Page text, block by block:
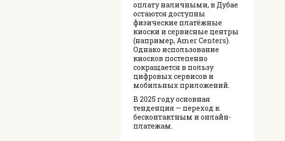
оплату наличными, в Дубае
остаются доступны
физические платёжные
киоски и сервисные центры
(например, Amer Centers).
Однако использование
киосков постепенно
сокращается в пользу
цифровых сервисов и
мобильных приложений.
В 2025 году основная
тенденция — переход к
бесконтактным и онлайн-
платежам.